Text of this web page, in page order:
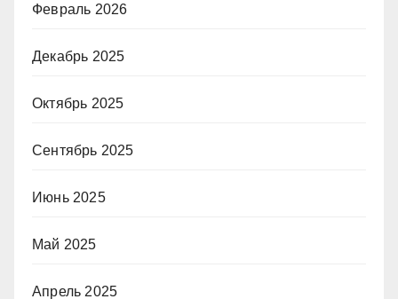
Февраль 2026
Декабрь 2025
Октябрь 2025
Сентябрь 2025
Июнь 2025
Май 2025
Апрель 2025